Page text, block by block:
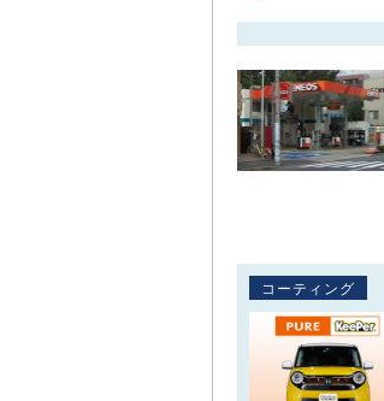
コーティング